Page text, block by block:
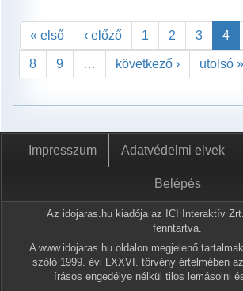
« első ‹ előző 1 2 3 4
8 9 … következő › utolsó »
Impresszum Adatvédelmi elvek
Belépés
Az idojaras.hu kiadója az ICI Interaktív
fenntartva.
A www.idojaras.hu oldalon megjelenő
szóló 1999. évi LXXVI. törvény értelmében
írásos engedélye nélkül tilos lemásolni